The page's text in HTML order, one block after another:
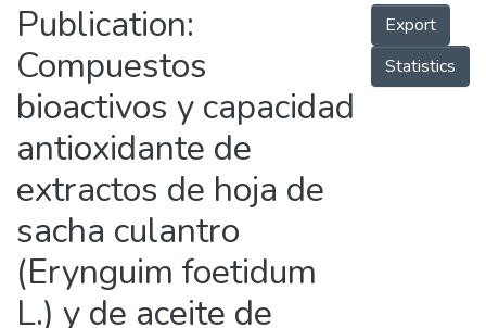
People
Statistics
Publication:
Compuestos
bioactivos y capacidad
antioxidante de
extractos de hoja de
sacha culantro
(Erynguim foetidum
L.) y de aceite de
Export
Statistics